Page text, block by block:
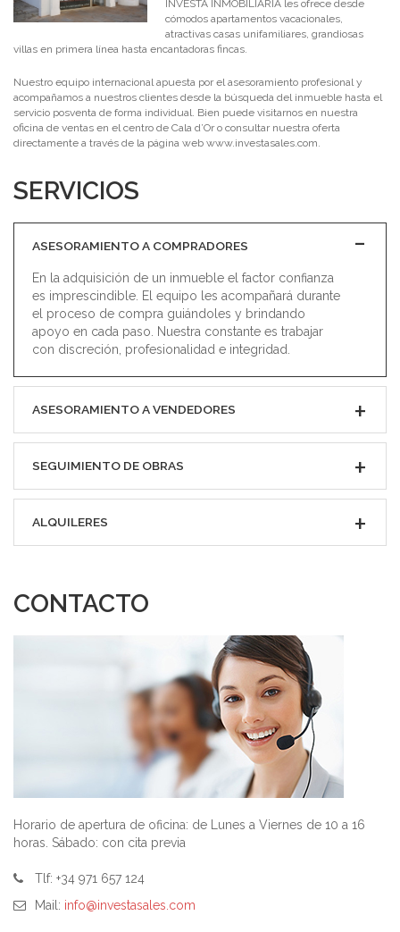
INVESTA INMOBILIARIA les ofrece desde
cómodos apartamentos vacacionales,
atractivas casas unifamiliares, grandiosas
villas en primera línea hasta encantadoras fincas.
Nuestro equipo internacional apuesta por el asesoramiento profesional y
acompañamos a nuestros clientes desde la búsqueda del inmueble hasta el
servicio posventa de forma individual. Bien puede visitarnos en nuestra
oficina de ventas en el centro de Cala d’Or o consultar nuestra oferta
directamente a través de la página web www.investasales.com.
SERVICIOS
ASESORAMIENTO A COMPRADORES
En la adquisición de un inmueble el factor confianza
es imprescindible. El equipo les acompañará durante
el proceso de compra guiándoles y brindando
apoyo en cada paso. Nuestra constante es trabajar
con discreción, profesionalidad e integridad.
ASESORAMIENTO A VENDEDORES
SEGUIMIENTO DE OBRAS
ALQUILERES
CONTACTO
Horario de apertura de oficina: de Lunes a Viernes de 10 a 16
horas. Sábado: con cita previa
Tlf: +34 971 657 124
Mail: info@investasales.com